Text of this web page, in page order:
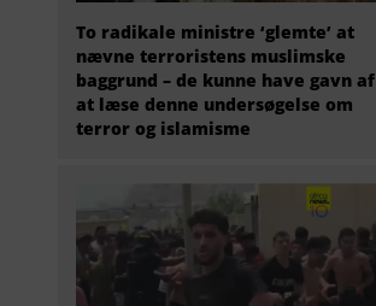
To radikale ministre ‘glemte’ at
nævne terroristens muslimske
baggrund – de kunne have gavn af
at læse denne undersøgelse om
terror og islamisme